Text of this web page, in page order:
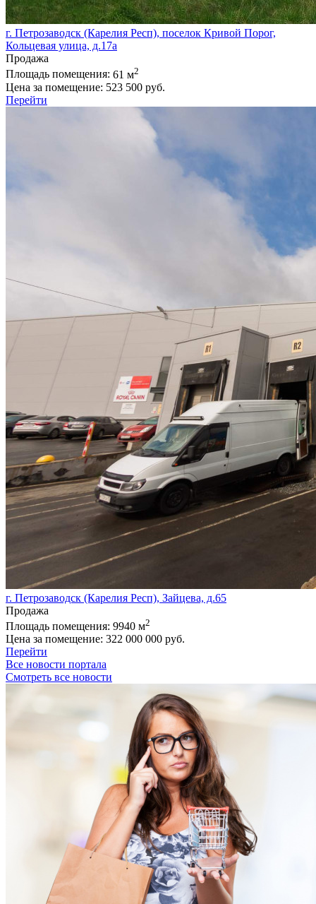
г. Петрозаводск (Карелия Респ), поселок Кривой Порог,
Кольцевая улица, д.17а
Продажа
Площадь помещения: 61 м2
Цена за помещение: 523 500 руб.
Перейти
г. Петрозаводск (Карелия Респ), Зайцева, д.65
Продажа
Площадь помещения: 9940 м2
Цена за помещение: 322 000 000 руб.
Перейти
Все новости портала
Смотреть все новости